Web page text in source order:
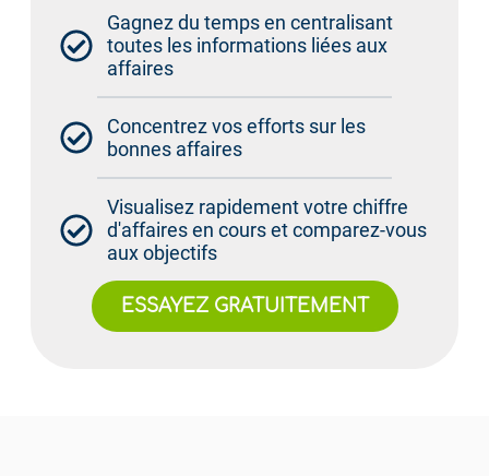
Gagnez du temps en centralisant
toutes les informations liées aux
affaires
Concentrez vos efforts sur les
bonnes affaires
Visualisez rapidement votre chiffre
d'affaires en cours et comparez-vous
aux objectifs
ESSAYEZ GRATUITEMENT